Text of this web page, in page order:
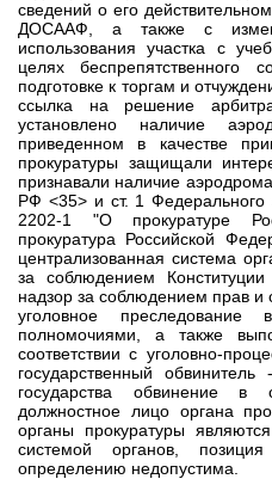
сведений о его
ДОСААФ, а также с
использования участка с
целях беспрепятственного
подготовке к торгам и
ссылка на решение
установлено наличие
приведенном в качестве
прокуратуры защищали
признавали наличие
РФ <35> и ст. 1 Федерального
2202-1 "О прокуратуре
прокуратура Российской
централизованная система
за соблюдением
надзор за соблюдением прав и
уголовное
полномочиями, а также
соответствии с уголовно-
государственный
государства обвинение в
должностное лицо органа
органы прокуратуры
системой органов,
определению недопустима.